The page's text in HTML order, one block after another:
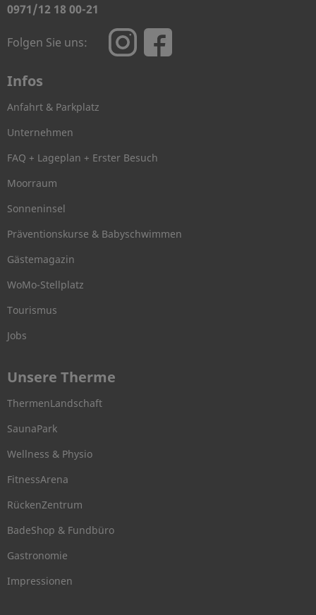
0971/12 18 00-21
Folgen Sie uns:
Infos
Anfahrt & Parkplatz
Unternehmen
FAQ + Lageplan + Erster Besuch
Moorraum
Sonneninsel
Präventionskurse & Babyschwimmen
Gästemagazin
WoMo-Stellplatz
Tourismus
Jobs
Unsere Therme
ThermenLandschaft
SaunaPark
Wellness & Physio
FitnessArena
RückenZentrum
BadeShop & Fundbüro
Gastronomie
Impressionen